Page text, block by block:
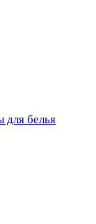
для белья